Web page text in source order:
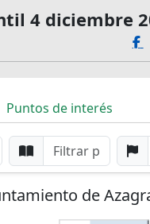
4 diciembre
Puntos de interés
Buscar por Punto
de